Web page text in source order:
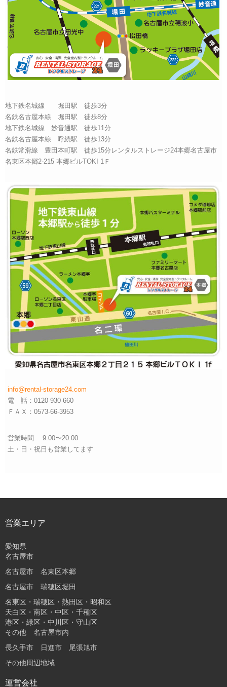
地下鉄名城線 堀田駅 徒歩3分
名鉄名古屋本線 堀田駅 徒歩8分
地下鉄名城線 妙音通駅 徒歩11分
名鉄名古屋本線 呼続駅 徒歩13分
名鉄常滑線 豊田本町駅 徒歩15分レンタルストレージ24本郷名古屋市
名東区本郷2-215 本郷ビルTOKI 1Ｆ
info@rental-storage24.com
電 話：0120-930-660
ＦＡＸ：0573-66-3953
営業時間 9:00〜20:00
土・日・祝日も営業してます
営業エリア
愛知県
名古屋市
名古屋市 名東区本郷
名古屋市 瑞穂区堀田
名東区・瑞穂区・熱田区・昭和区
天白区・南区・中区・千種区
港区・緑区・中川区・守山区
その他 名古屋市内
長久手市 日進市 尾張旭市
その他周辺地域
運営会社